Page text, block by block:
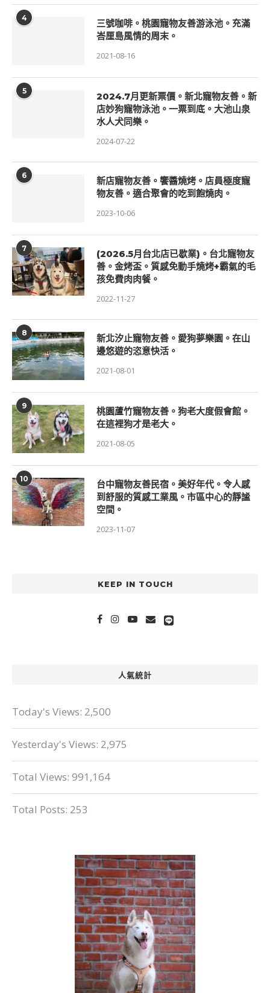
4
三號咖啡。桃園寵物友善游泳池。充滿
峇厘島風情的周末。
2021-08-16
5
2024.7月更新票價。新北寵物友善。新
店妙狗寵物泳池。一票到底。大池山泉
水人犬同樂。
2024-07-22
6
新店寵物友善。饗醬燒烤。店員極度寵
物友善。適合聚會的吃到飽燒肉。
2023-10-06
7
(2026.5月台北店已歇業)。台北寵物友
善。金烤盃。質感免動手燒烤+霸氣的毛
孩免費肉肉餐。
2022-11-27
8
新北汐止寵物友善。愛狗夢樂園。在山
邊悠遊的恣意快活。
2021-08-01
9
桃園蘆竹寵物友善。狗老大度假會館。
在這裡狗才是老大。
2021-08-05
10
台中寵物友善民宿。美好年代。令人感
到舒服的質感工業風。市區中心的靜謐
空間。
2023-11-07
KEEP IN TOUCH
人氣統計
Today's Views: 2,500
Yesterday's Views: 2,975
Total Views: 991,164
Total Posts: 253